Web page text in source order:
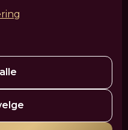
hudpleie
filler